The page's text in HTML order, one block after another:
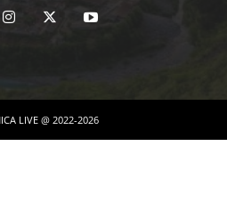
LIVE @ 2022-2026